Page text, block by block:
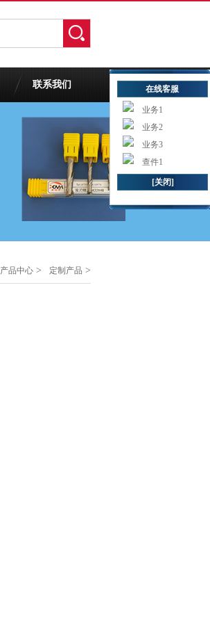
联系我们
产品中心 > 定制产品 >
在线客服
业务1
业务2
业务3
查件1
[关闭]